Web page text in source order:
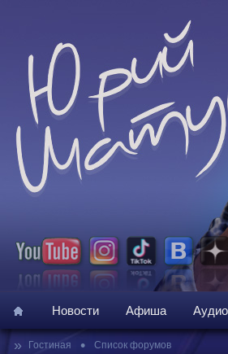
Новости Афиша Аудио
» Гостиная • Список форумов